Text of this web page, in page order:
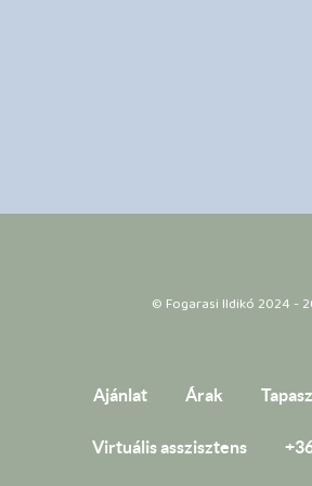
© Fogarasi Ildikó 2024 -
Ajánlat Árak
Virtuális asszisztens